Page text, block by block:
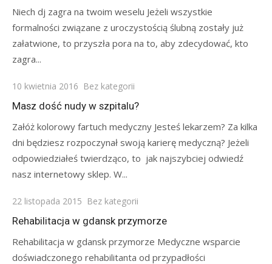
Niech dj zagra na twoim weselu Jeżeli wszystkie
formalności związane z uroczystością ślubną zostały już
załatwione, to przyszła pora na to, aby zdecydować, kto
zagra...
Posted
on
10 kwietnia 2016 Bez kategorii
Masz dość nudy w szpitalu?
Załóż kolorowy fartuch medyczny Jesteś lekarzem? Za kilka
dni będziesz rozpoczynał swoją karierę medyczną? Jeżeli
odpowiedziałeś twierdząco, to jak najszybciej odwiedź
nasz internetowy sklep. W...
Posted
on
22 listopada 2015 Bez kategorii
Rehabilitacja w gdansk przymorze
Rehabilitacja w gdansk przymorze Medyczne wsparcie
doświadczonego rehabilitanta od przypadłości